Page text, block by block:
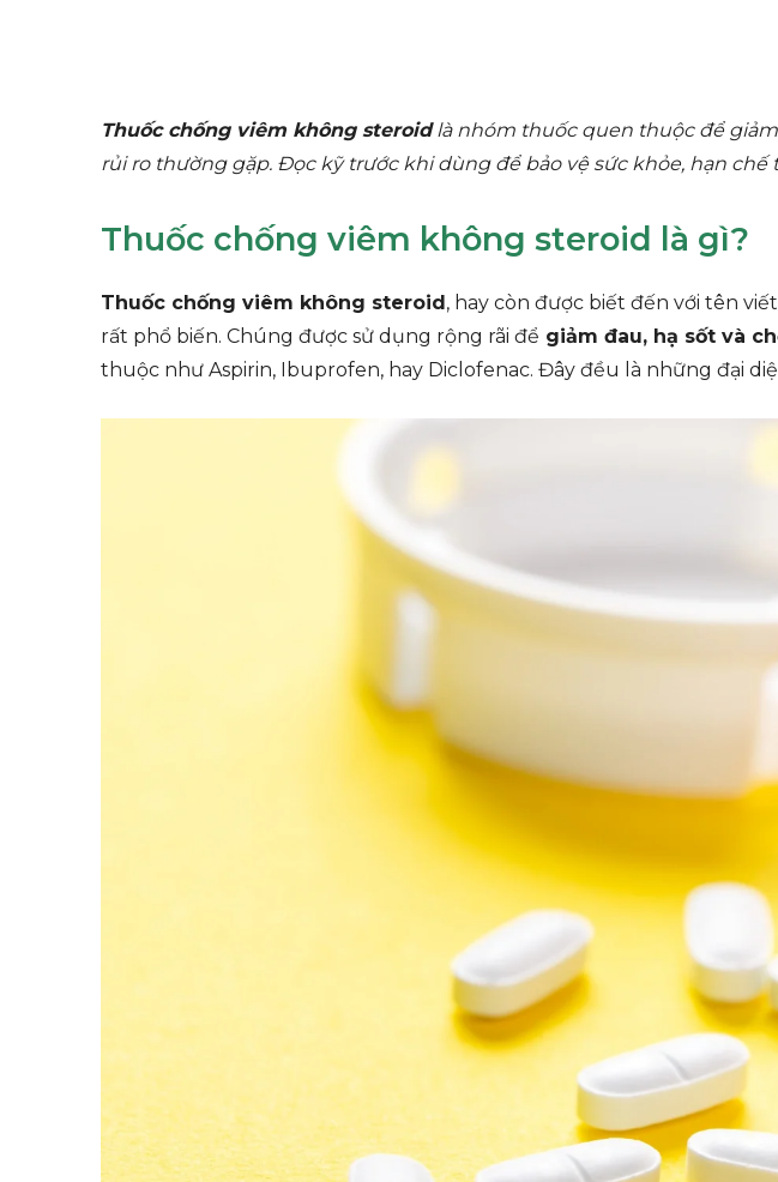
Thuốc chống viêm không steroidlà nhóm thuốc quen thuộc để giảm
rủi ro thường gặp. Đọc kỹ trước khi dùng để bảo vệ sức khỏe, hạn
Thuốc chống viêm không steroid là gì?
Thuốc chống viêm không steroid, hay còn được biết đến với tên
rất phổ biến. Chúng được sử dụng rộng rãi để giảm đau, hạ sốt và
thuộc như Aspirin, Ibuprofen, hay Diclofenac. Đây đều là những đại